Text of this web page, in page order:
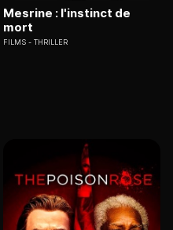
Mesrine : l'instinct de
mort
FILMS THRILLER